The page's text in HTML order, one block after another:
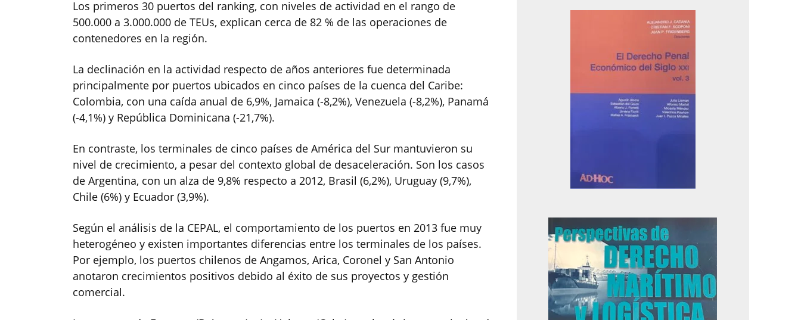
Los primeros 30 puertos del ranking, con niveles de actividad en el rango de
500.000 a 3.000.000 de TEUs, explican cerca de 82 % de las operaciones de
contenedores en la región.
La declinación en la actividad respecto de años anteriores fue determinada
principalmente por puertos ubicados en cinco países de la cuenca del Caribe:
Colombia, con una caída anual de 6,9%, Jamaica (-8,2%), Venezuela (-8,2%), Panamá
(-4,1%) y República Dominicana (-21,7%).
En contraste, los terminales de cinco países de América del Sur mantuvieron su
nivel de crecimiento, a pesar del contexto global de desaceleración. Son los casos
de Argentina, con un alza de 9,8% respecto a 2012, Brasil (6,2%), Uruguay (9,7%),
Chile (6%) y Ecuador (3,9%).
Según el análisis de la CEPAL, el comportamiento de los puertos en 2013 fue muy
heterogéneo y existen importantes diferencias entre los terminales de los países.
Por ejemplo, los puertos chilenos de Angamos, Arica, Coronel y San Antonio
anotaron crecimientos positivos debido al éxito de sus proyectos y gestión
comercial.